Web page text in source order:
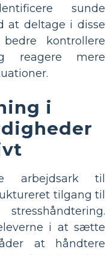
sunde
at deltage i disse
kontrollere
reagere mere
i
arbejdsark til
tilgang til
i at sætte
at håndtere